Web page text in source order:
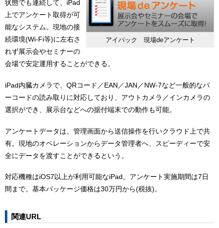
アイパック 現場deアンケート
状態でも連続して、iPad
上でアンケート取得が可
能なシステム。現地の接
続環境(Wi-Fi等)に左右さ
れず展示会やセミナーの
会場で安定運用することができる。
iPad内臓カメラで、QRコード／EAN／JAN／NW-7など一般的なバ
ーコードの読み取りに対応しており、アウトカメラ／インカメラの
選択ができ、展示台などへの据付端末での動作も可能。
アンケートデータは、管理画面から送信操作を行いクラウド上で共
有。現地のオペレーションからデータ管理者へ、スピーディーで安
全にデータを渡すことができるという。
対応機種はiOS7以上が利用可能なiPad。アンケート実施期間は7日
間まで。基本パッケージ価格は30万円から(税抜)。
関連URL